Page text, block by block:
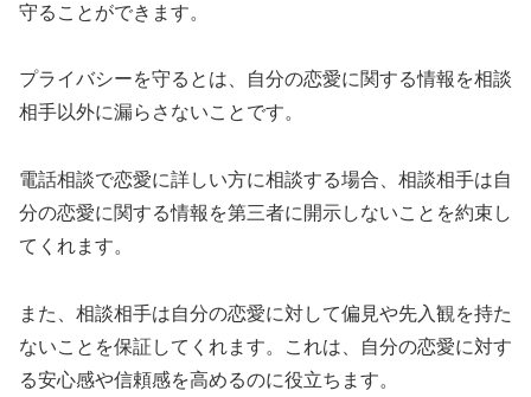
守ることができます。
プライバシーを守るとは、自分の恋愛に関する情報を相談
相手以外に漏らさないことです。
電話相談で恋愛に詳しい方に相談する場合、相談相手は自
分の恋愛に関する情報を第三者に開示しないことを約束し
てくれます。
また、相談相手は自分の恋愛に対して偏見や先入観を持た
ないことを保証してくれます。これは、自分の恋愛に対す
る安心感や信頼感を高めるのに役立ちます。